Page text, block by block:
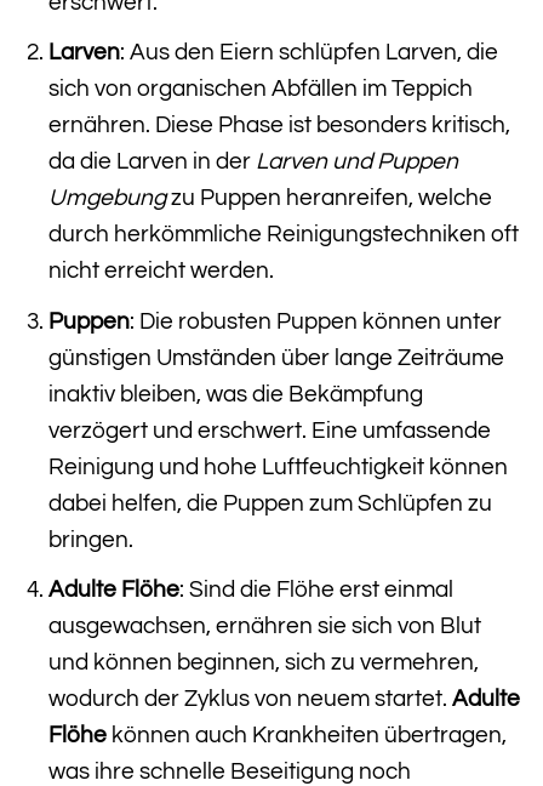
Larven: Aus den Eiern schlüpfen Larven, die
sich von organischen Abfällen im Teppich
ernähren. Diese Phase ist besonders kritisch,
da die Larven in der Larven und Puppen
Umgebungzu Puppen heranreifen, welche
durch herkömmliche Reinigungstechniken oft
nicht erreicht werden.
Puppen: Die robusten Puppen können unter
günstigen Umständen über lange Zeiträume
inaktiv bleiben, was die Bekämpfung
verzögert und erschwert. Eine umfassende
Reinigung und hohe Luftfeuchtigkeit können
dabei helfen, die Puppen zum Schlüpfen zu
bringen.
Adulte Flöhe: Sind die Flöhe erst einmal
ausgewachsen, ernähren sie sich von Blut
und können beginnen, sich zu vermehren,
wodurch der Zyklus von neuem startet. Adulte
Flöhekönnen auch Krankheiten übertragen,
was ihre schnelle Beseitigung noch